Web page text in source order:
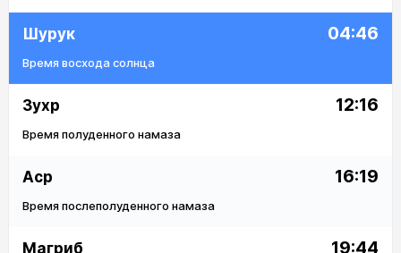
Шурук 04:46
Время восхода солнца
Зухр 12:16
Время полуденного намаза
Аср 16:19
Время послеполуденного намаза
Магриб 19:44